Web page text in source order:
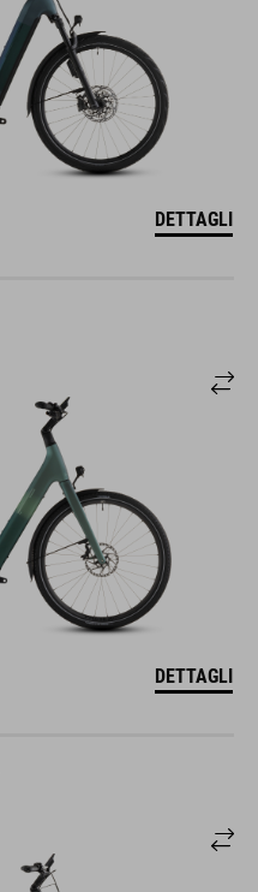
DETTAGLI
DETTAGLI